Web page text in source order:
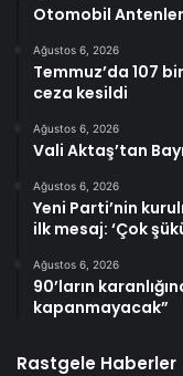
Otomobil
Ağustos 6, 2026
Temmuz’da 107
ceza kesildi
Ağustos 6, 2026
Vali Aktaş’tan
Ağustos 6, 2026
Yeni Parti’nin
ilk mesaj: ‘Çok
Ağustos 6, 2026
90’ların
kapanmayacak”
Rastgele Haberler